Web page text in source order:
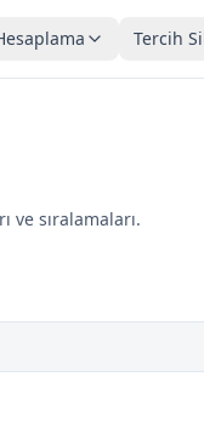
Tercih
ve sıralamaları.